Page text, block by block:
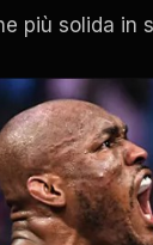
più solida in